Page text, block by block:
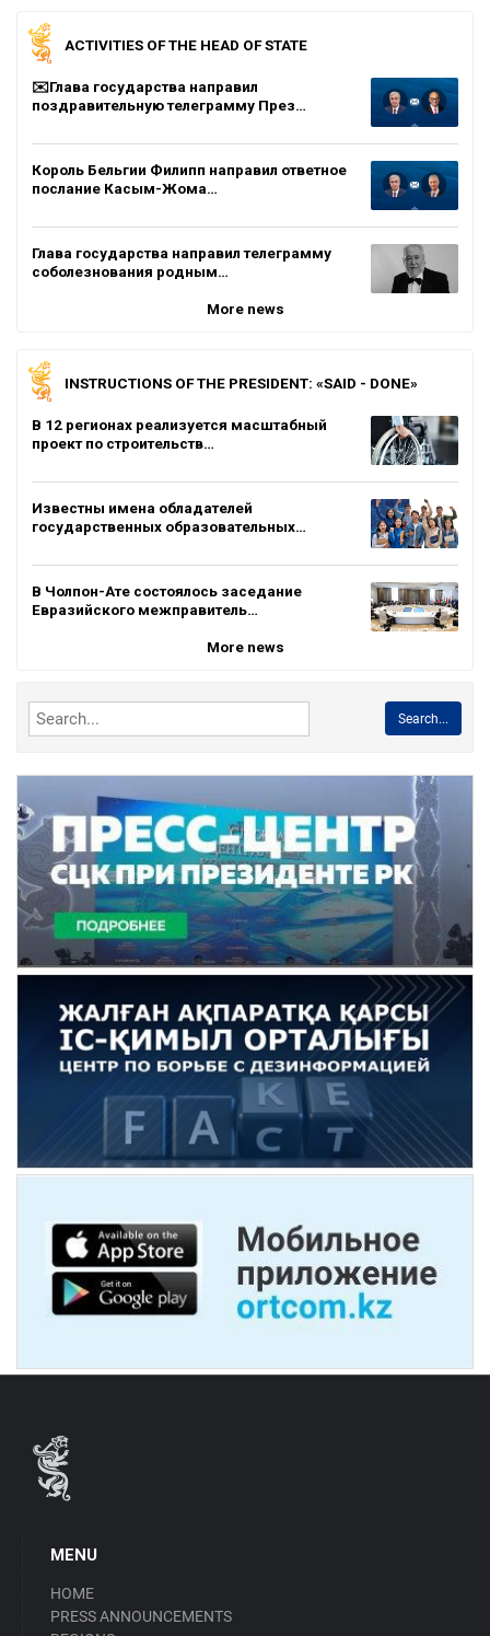
ACTIVITIES OF THE HEAD OF STATE
✉️Глава государства направил
поздравительную телеграмму През…
Король Бельгии Филипп направил ответное
послание Касым-Жома…
Глава государства направил телеграмму
соболезнования родным…
More news
INSTRUCTIONS OF THE PRESIDENT: «SAID - DONE»
В 12 регионах реализуется масштабный
проект по строительств…
Известны имена обладателей
государственных образовательных…
В Чолпон-Ате состоялось заседание
Евразийского межправитель…
More news
Search...
MENU
HOME
PRESS ANNOUNCEMENTS